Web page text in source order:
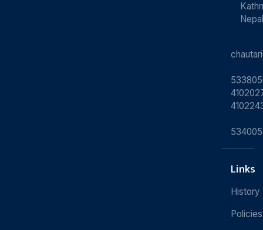
Nepal
Links
History
Policies